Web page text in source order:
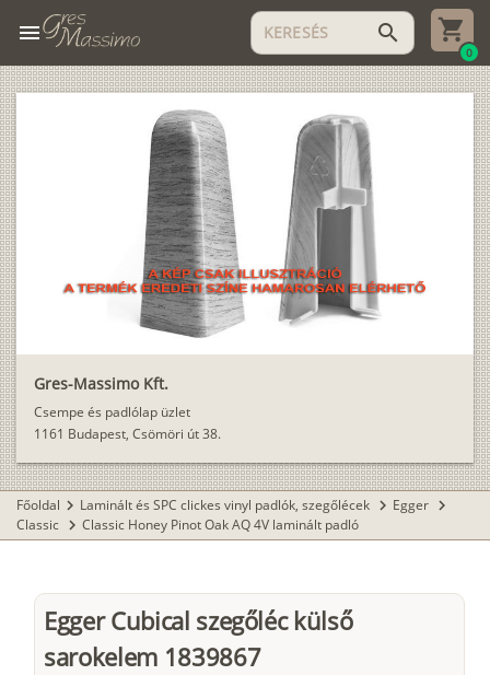
menu search
0
Gres-Massimo Kft.
Csempe és padlólap üzlet
1161 Budapest, Csömöri út 38.
Főoldal chevron_right Laminált és SPC clickes vinyl padlók, szegőlécek chevron_right Egger chevron_right
Classic chevron_right Classic Honey Pinot Oak AQ 4V laminált padló
Egger Cubical szegőléc külső
sarokelem 1839867